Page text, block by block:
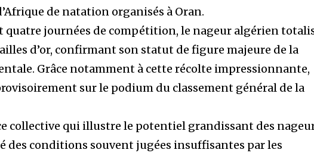
de natation organisés à Oran.
quatre journées de compétition, le nageur algérien
d’or, confirmant son statut de figure majeure de la
Grâce notamment à cette récolte impressionnante,
sur le podium du classement général de la
collective qui illustre le potentiel grandissant des
des conditions souvent jugées insuffisantes par les